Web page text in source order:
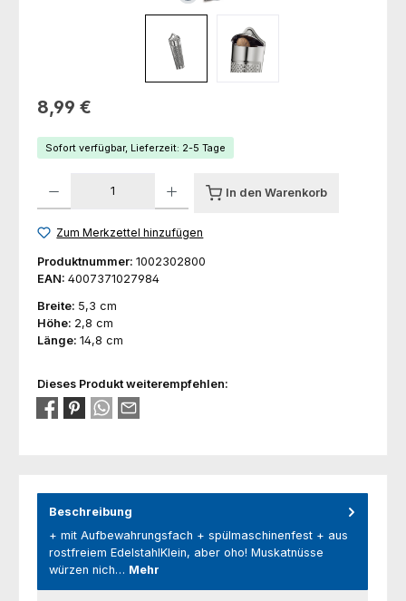
Regulärer Preis:
8,99 €
Sofort verfügbar, Lieferzeit: 2-5 Tage
In den Warenkorb
Zum Merkzettel hinzufügen
Produktnummer: 1002302800
EAN: 4007371027984
Breite: 5,3 cm
Höhe: 2,8 cm
Länge: 14,8 cm
Dieses Produkt weiterempfehlen:
Beschreibung
+ mit Aufbewahrungsfach + spülmaschinenfest + aus
rostfreiem EdelstahlKlein, aber oho! Muskatnüsse
würzen nich… Mehr